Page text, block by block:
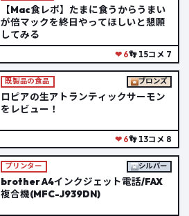
【Mac食レポ】たまに食うからうまい
が倍マックを終日やってほしいと懇願
してみる
❤ 6👣 15コメ 7
既製品の食品 ブロンズ
ロピアの生アトランティックサーモン
をレビュー！
❤ 6👣 13コメ 8
プリンター シルバー
brother A4インクジェット電話/FAX
複合機(MFC-J939DN)